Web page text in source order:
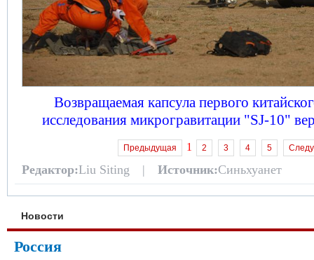
Возвращаемая капсула первого
исследования микрогравитации "SJ-10"
Предыдущая 1 2 3 4 5
Редактор:Liu Siting | Источник:Синьхуанет
Новости
Россия